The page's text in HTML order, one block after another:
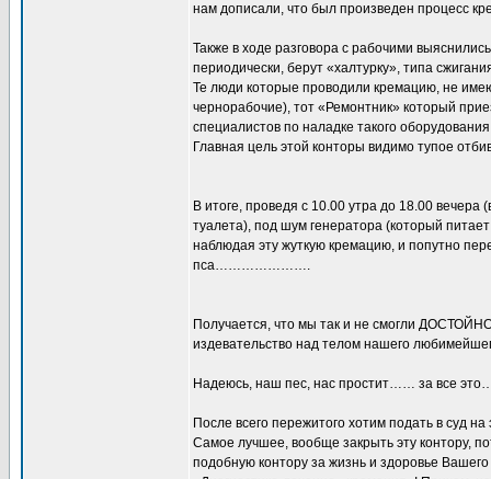
нам дописали, что был произведен процесс
Также в ходе разговора с рабочими
периодически, берут «халтурку», типа
Те люди которые проводили кремацию, не
чернорабочие), тот «Ремонтник» который
специалистов по наладке такого
Главная цель этой конторы видимо тупое
В итоге, проведя с 10.00 утра до 18.00
туалета), под шум генератора (который
наблюдая эту жуткую кремацию, и попутно
пса………………….
Получается, что мы так и не смогли
издевательство над телом нашего
Надеюсь, наш пес, нас простит…… за все
После всего пережитого хотим подать в суд
Самое лучшее, вообще закрыть эту контору,
подобную контору за жизнь и здоровье